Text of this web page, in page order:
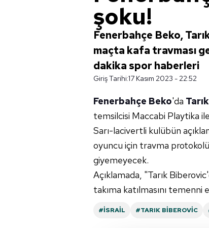
şoku!
Fenerbahçe Beko,
maçta kafa travması
dakika spor haberleri
Giriş Tarihi:17 Kasım 2023 - 22:52
Fenerbahçe Beko'da
temsilcisi Maccabi Playtika
Sarı-lacivertli kulübün
oyuncu için travma
giyemeyecek.
Açıklamada, "Tarık
takıma katılmasını temenni
#İSRAIL #TARIK BİBEROVİC